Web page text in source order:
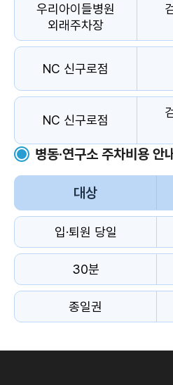
우리아이들병원
외래주차장
NC 신구로점
NC 신구로점
병동·연구소 주차비용 안내
대상
입·퇴원 당일
30분
종일권